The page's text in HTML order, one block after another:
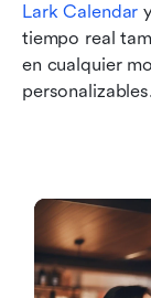
Lark Calendar y
tiempo real
en cualquier